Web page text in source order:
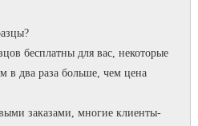
бесплатны для вас, некоторые
в два раза больше, чем цена
заказами, многие клиенты-